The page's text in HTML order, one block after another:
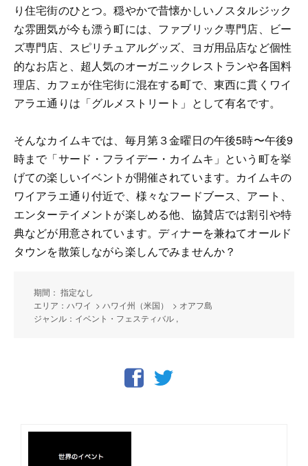
り住宅街のひとつ。穏やかで昔懐かしいノスタルジック
な雰囲気が今も漂う町には、ファブリック専門店、ビー
ズ専門店、スピリチュアルグッズ、ヨガ用品店など個性
的なお店と、超人気のオーガニックレストランや各国料
理店、カフェが住宅街に混在する町で、東西に貫くワイ
アラエ通りは「グルメストリート」として有名です。
そんなカイムキでは、毎月第３金曜日の午後5時〜午後9
時まで「サード・フライデー・カイムキ」という町を挙
げての楽しいイベントが開催されています。カイムキの
ワイアラエ通り付近で、様々なフードブース、アート、
エンターテイメントが楽しめる他、協賛店では割引や特
典などが用意されています。ディナーを兼ねてオールド
タウンを散策しながら楽しんでみませんか？
期間： 指定なし
エリア：ハワイ > ハワイ州（米国） > オアフ島
ジャンル：イベント・フェスティバル ,